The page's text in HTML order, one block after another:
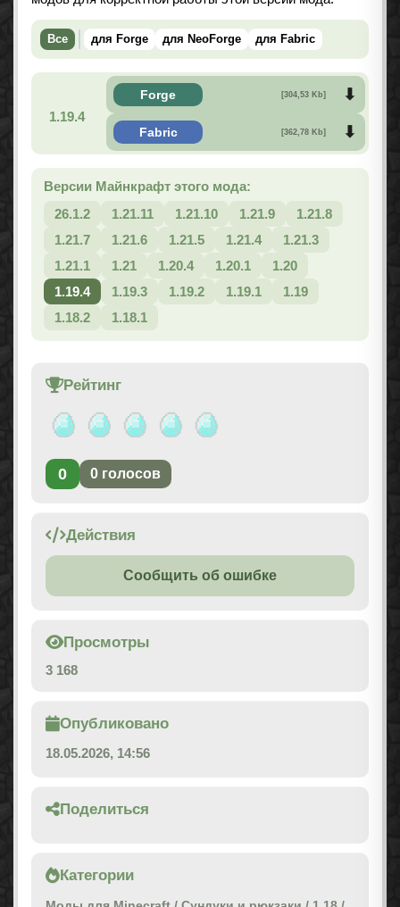
Все для Forge для NeoForge для Fabric
1.19.4
Forge [304,53 Kb]
Fabric [362,78 Kb]
Версии Майнкрафт этого мода:
26.1.2
1.21.11 1.21.10 1.21.9
1.21.8
1.21.7
1.21.6 1.21.5 1.21.4
1.21.3
1.21.1
1.21 1.20.4 1.20.1
1.20
1.19.4
1.19.3 1.19.2 1.19.1
1.19
1.18.2
1.18.1
Рейтинг
0 0 голосов
Действия
Сообщить об ошибке
Просмотры
3 168
Опубликовано
18.05.2026, 14:56
Поделиться
Категории